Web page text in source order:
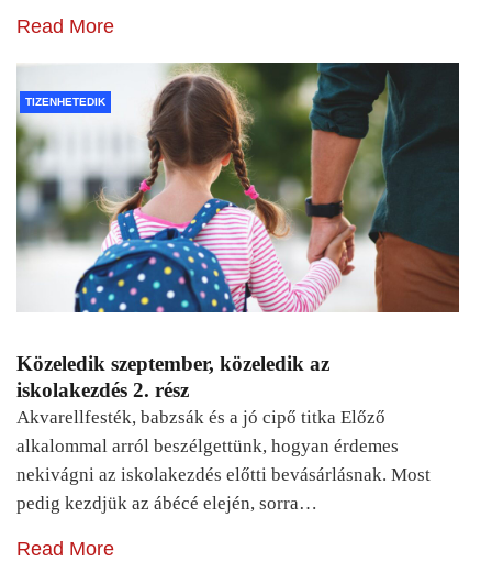
Read More
TIZENHETEDIK
Közeledik szeptember, közeledik az
iskolakezdés 2. rész
Akvarellfesték, babzsák és a jó cipő titka Előző
alkalommal arról beszélgettünk, hogyan érdemes
nekivágni az iskolakezdés előtti bevásárlásnak. Most
pedig kezdjük az ábécé elején, sorra…
Read More